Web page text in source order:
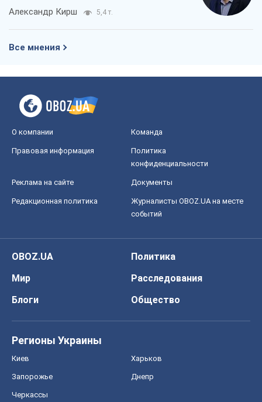
Александр Кирш 5,4 т.
Все мнения
О компании Команда
Правовая информация
Политика
конфиденциальности
Реклама на сайте Документы
Редакционная политика
Журналисты OBOZ.UA на месте
событий
OBOZ.UA
Политика
Мир
Расследования
Блоги
Общество
Регионы Украины
Киев Харьков
Запорожье Днепр
Черкассы